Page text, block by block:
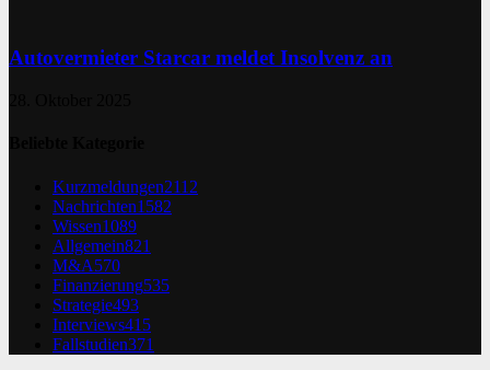
Autovermieter Starcar meldet Insolvenz an
Kurzmeldungen2112
Nachrichten1582
Wissen1089
Allgemein821
M&A570
Finanzierung535
Strategie493
Interviews415
Fallstudien371